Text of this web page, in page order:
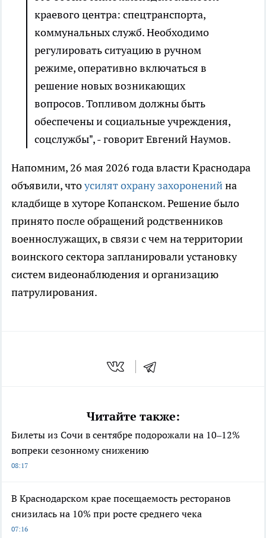
краевого центра: спецтранспорта,
коммунальных служб. Необходимо
регулировать ситуацию в ручном
режиме, оперативно включаться в
решение новых возникающих
вопросов. Топливом должны быть
обеспечены и социальные учреждения,
соцслужбы", - говорит Евгений Наумов.
Напомним, 26 мая 2026 года власти Краснодара
объявили, чтоусилят охрану захороненийна
кладбище в хуторе Копанском. Решение было
принято после обращений родственников
военнослужащих, в связи с чем на территории
воинского сектора запланировали установку
систем видеонаблюдения и организацию
патрулирования.
Читайте также:
Билеты из Сочи в сентябре подорожали на 10–12%
вопреки сезонному снижению
08:17
В Краснодарском крае посещаемость ресторанов
снизилась на 10% при росте среднего чека
07:16